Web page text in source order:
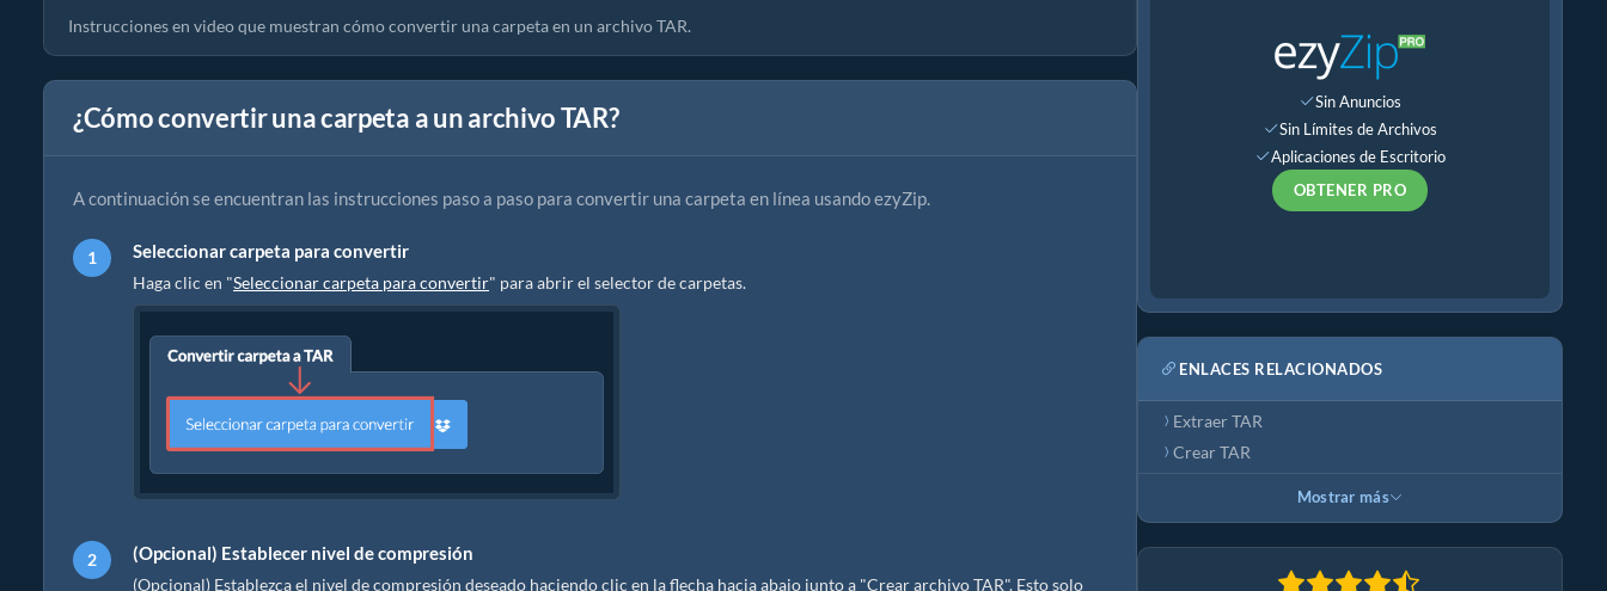
Instrucciones en video que muestran cómo convertir una carpeta en un archivo TAR.
¿Cómo convertir una carpeta a un archivo TAR?
A continuación se encuentran las instrucciones paso a paso para convertir una carpeta en línea usando ezyZip.
Seleccionar carpeta para convertir
Haga clic en "Seleccionar carpeta para convertir" para abrir el selector de carpetas.
(Opcional) Establecer nivel de compresión
(Opcional) Establezca el nivel de compresión deseado haciendo clic en la flecha hacia abajo junto a "Crear archivo TAR". Esto solo
Sin Anuncios
Sin Límites de Archivos
Aplicaciones de Escritorio
OBTENER PRO
ENLACES RELACIONADOS
Extraer TAR
Crear TAR
Mostrar más